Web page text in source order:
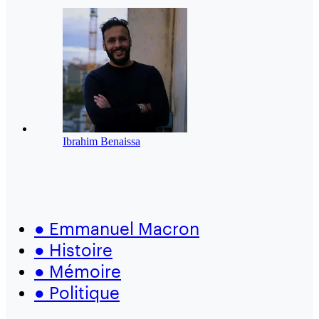
Ibrahim Benaissa
● Emmanuel Macron
● Histoire
● Mémoire
● Politique